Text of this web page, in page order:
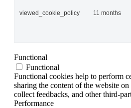
viewed_cookie_policy 11 months
Functional
Functional
Functional cookies help to perform
sharing the content of the website
collect feedbacks, and other third-
Performance